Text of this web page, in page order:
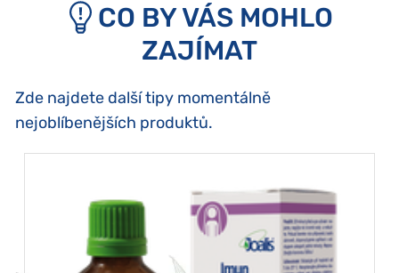
CO BY VÁS MOHLO
ZAJÍMAT
Zde najdete další tipy momentálně
nejoblíbenějších produktů.